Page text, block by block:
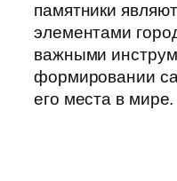
памятники
элементами
важными
формировании
его места в мире.